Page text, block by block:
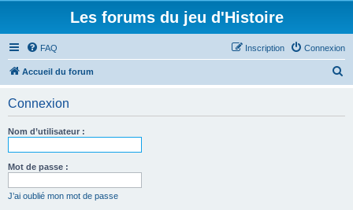
Les forums du jeu d'Histoire
FAQ Connexion
Inscription
Accueil du forum
Connexion
Nom d’utilisateur :
Mot de passe :
J’ai oublié mon mot de passe